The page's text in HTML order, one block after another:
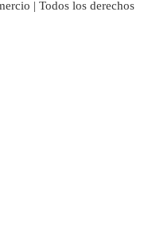
| Todos los derechos